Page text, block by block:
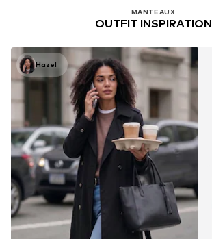
MANTEAUX
OUTFIT INSPIRATION
Hazel